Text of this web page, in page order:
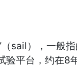
sail），一般
平台，约在8